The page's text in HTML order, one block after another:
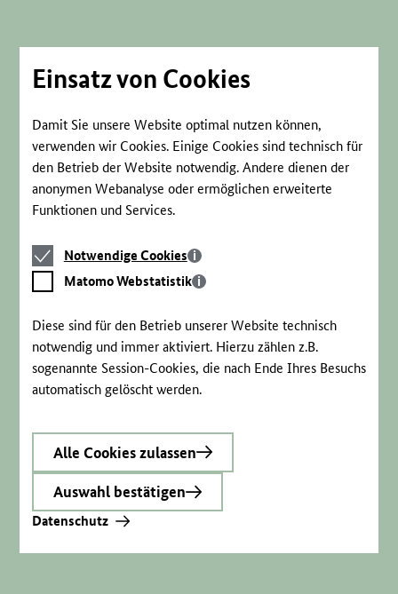
Einsatz von Cookies
Damit Sie unsere Website optimal nutzen können,
verwenden wir Cookies. Einige Cookies sind technisch für
den Betrieb der Website notwendig. Andere dienen der
anonymen Webanalyse oder ermöglichen erweiterte
Funktionen und Services.
Notwendige
Cookies
Notwendige Cookies
Matomo
Webstatistik
Matomo Webstatistik
Diese sind für den Betrieb unserer Website technisch
notwendig und immer aktiviert. Hierzu zählen z.B.
sogenannte Session-Cookies, die nach Ende Ihres Besuchs
automatisch gelöscht werden.
Alle Cookies zulassen
Auswahl bestätigen
Datenschutz